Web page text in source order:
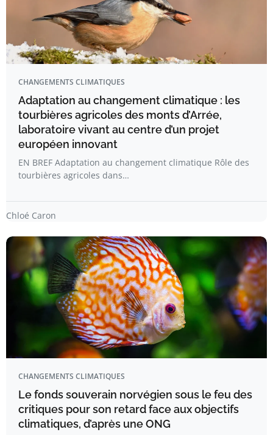
CHANGEMENTS CLIMATIQUES
Adaptation au changement climatique : les
tourbières agricoles des monts d’Arrée,
laboratoire vivant au centre d’un projet
européen innovant
EN BREF Adaptation au changement climatique Rôle des
tourbières agricoles dans…
Chloé Caron
CHANGEMENTS CLIMATIQUES
Le fonds souverain norvégien sous le feu des
critiques pour son retard face aux objectifs
climatiques, d’après une ONG